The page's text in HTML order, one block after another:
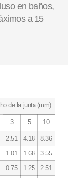
en baños,
a 15
de la junta (mm)
3 5 10
2.51 4.18
8.36
1.01 1.68
3.55
0.75 1.25
2.51